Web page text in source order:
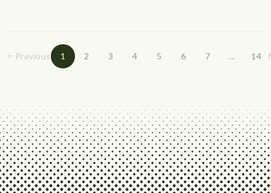
Previous 1 2 3 4 5 6 7 ... 14